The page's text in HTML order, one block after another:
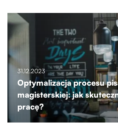
31.12.2023
Optymalizacja procesu
magisterskiej: jak
pracę?